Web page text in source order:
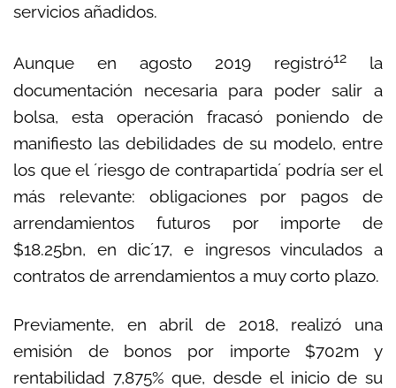
servicios añadidos.
Aunque en agosto 2019 registró12 la
documentación necesaria para poder salir a
bolsa, esta operación fracasó poniendo de
manifiesto las debilidades de su modelo, entre
los que el ´riesgo de contrapartida´ podría ser el
más relevante: obligaciones por pagos de
arrendamientos futuros por importe de
$18.25bn, en dic´17, e ingresos vinculados a
contratos de arrendamientos a muy corto plazo.
Previamente, en abril de 2018, realizó una
emisión de bonos por importe $702m y
rentabilidad 7,875% que, desde el inicio de su